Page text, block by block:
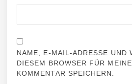
NAME, E-MAIL-ADRESSE UND
DIESEM BROWSER FÜR
KOMMENTAR SPEICHERN.